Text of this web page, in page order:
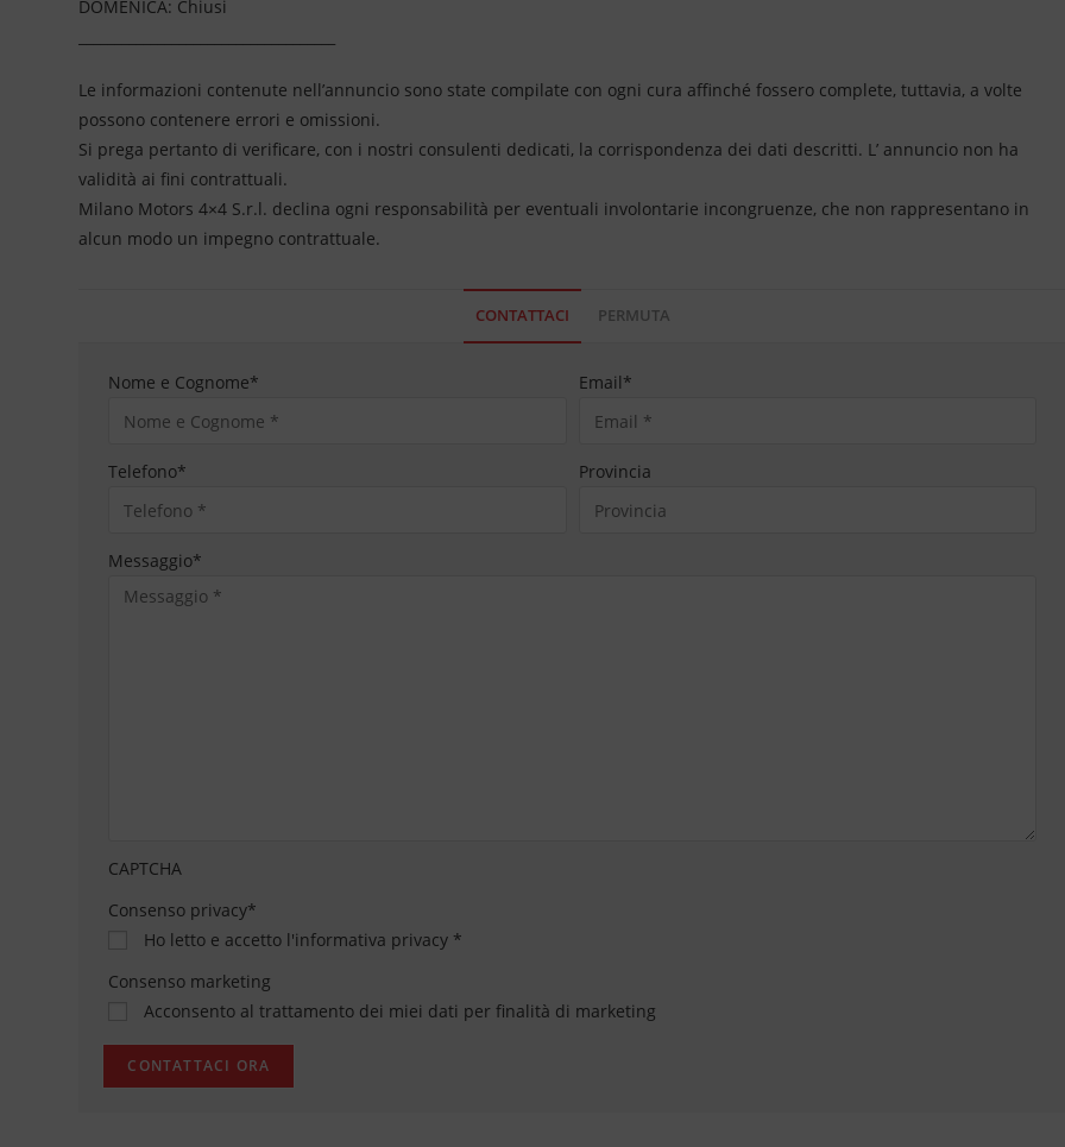
DOMENICA: Chiusi
Le informazioni contenute nell’annuncio sono state compilate con ogni cura affinché fossero complete, tuttavia, a volte
possono contenere errori e omissioni.
Si prega pertanto di verificare, con i nostri consulenti dedicati, la corrispondenza dei dati descritti. L’ annuncio non ha
validità ai fini contrattuali.
Milano Motors 4×4 S.r.l. declina ogni responsabilità per eventuali involontarie incongruenze, che non rappresentano in
alcun modo un impegno contrattuale.
CONTATTACI PERMUTA
Nome e Cognome* Email*
Telefono* Provincia
Messaggio*
CAPTCHA
Consenso privacy*
Ho letto e accetto l'informativa privacy *
Consenso marketing
Acconsento al trattamento dei miei dati per finalità di marketing